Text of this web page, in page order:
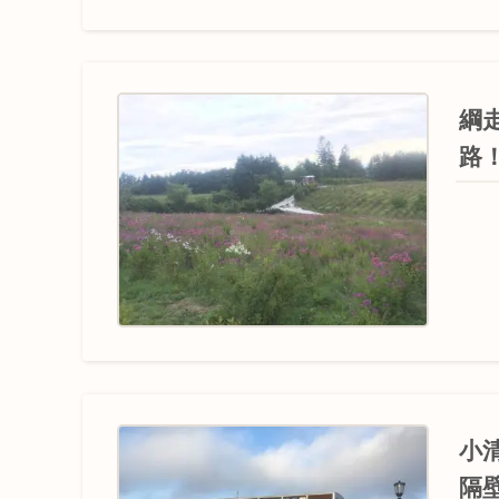
綱
路
小
隔